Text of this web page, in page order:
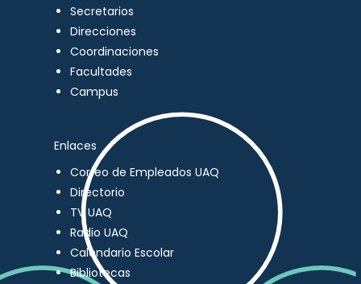
Secretarios
Direcciones
Coordinaciones
Facultades
Campus
Enlaces
Correo de Empleados UAQ
Directorio
TV UAQ
Radio UAQ
Calendario Escolar
Bibliotecas